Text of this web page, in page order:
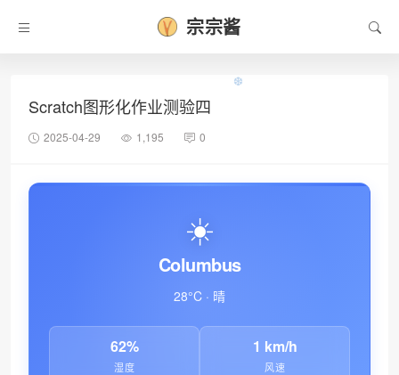
❆
宗宗酱
Scratch图形化作业测验四
2025-04-29 1,195 0
☀️
Columbus
28°C · 晴
62%
湿度
1 km/h
风速